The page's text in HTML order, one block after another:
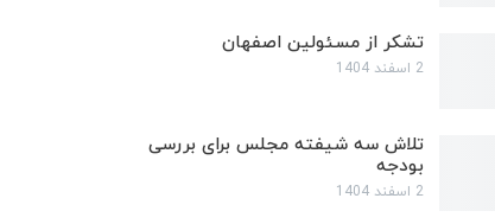
تشکر از مسئولین اصفهان
2 اسفند 1404
تلاش سه شیفته مجلس برای بررسی
بودجه
2 اسفند 1404